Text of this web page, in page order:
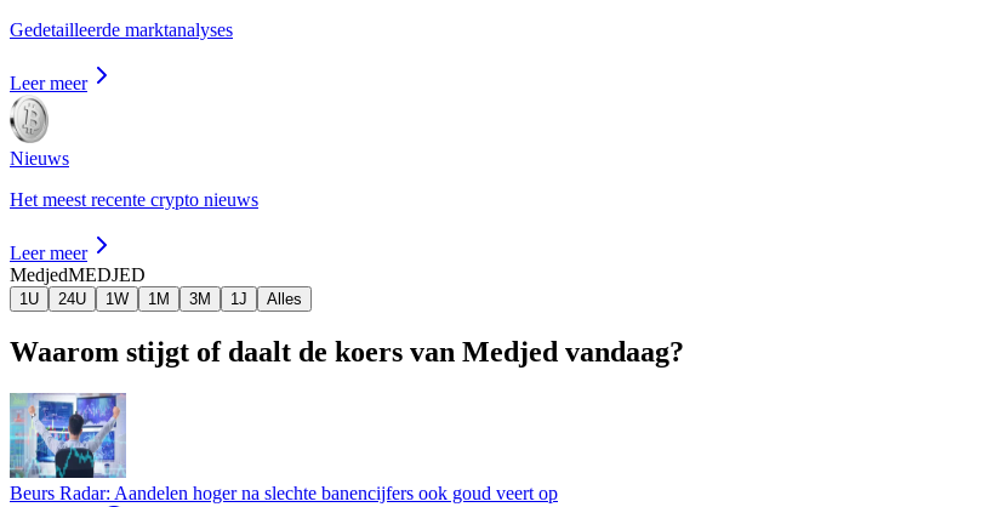
Gedetailleerde marktanalyses
Leer meer
Nieuws
Het meest recente crypto nieuws
Leer meer
MedjedMEDJED
1U 24U 1W 1M 3M 1J Alles
Waarom stijgt of daalt de koers van Medjed vandaag?
Beurs Radar: Aandelen hoger na slechte banencijfers ook goud veert op